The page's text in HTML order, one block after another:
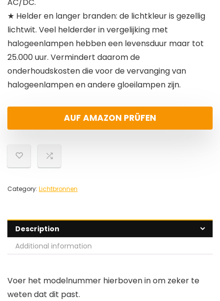
AC/DC.
★ Helder en langer branden: de lichtkleur is gezellig
lichtwit. Veel helderder in vergelijking met
halogeenlampen hebben een levensduur maar tot
25.000 uur. Vermindert daarom de
onderhoudskosten die voor de vervanging van
halogeenlampen en andere gloeilampen zijn.
AUF AMAZON PRÜFEN
Category: Lichtbronnen
Description
Additional information
Voer het modelnummer hierboven in om zeker te
weten dat dit past.